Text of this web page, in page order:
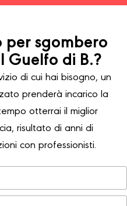
per sgombero
Guelfo di B.?
di cui hai bisogno, un
prenderà incarico la
otterrai il miglior
risultato di anni di
con professionisti.